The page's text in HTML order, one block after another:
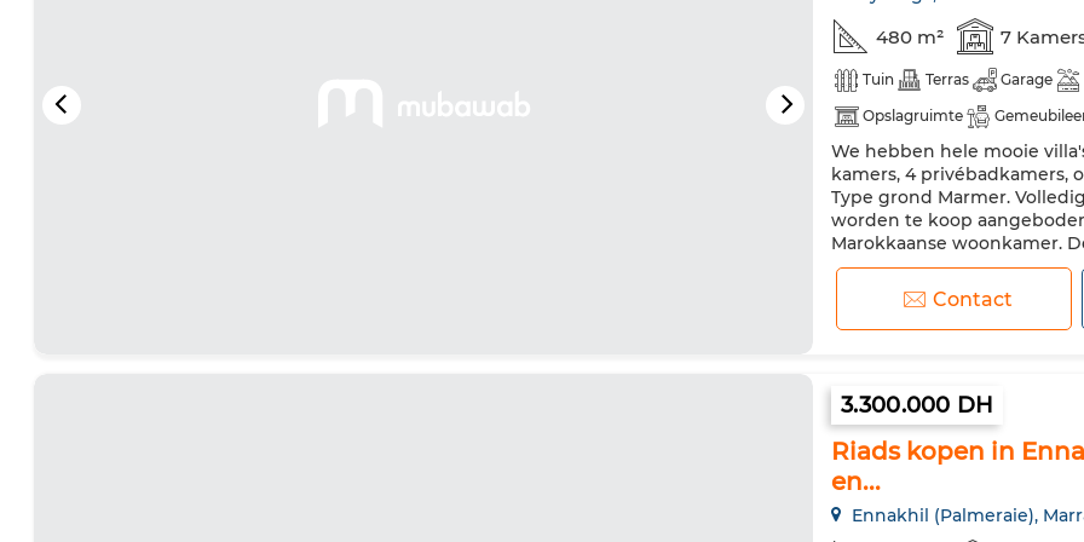
480 m² 7
Tuin Terras
Garage
Opslagruimte
Satelliet schotel
Open
Dubbel glas
Verstevigde
Magnetron
We hebben hele mooie
kamers, 4 privébadkamers,
Type grond Marmer.
worden te koop
Marokkaanse woonkamer.
beveiligingssysteem.
Contact
3.300.000 DH
Riads kopen in
en...
Ennakhil (Palmeraie),